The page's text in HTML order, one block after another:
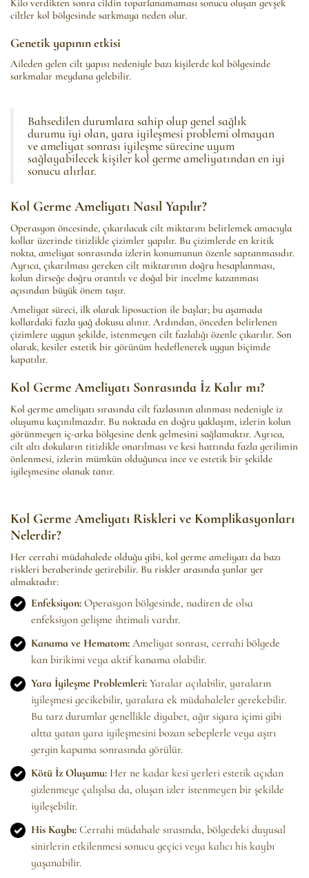
ciltler kol bölgesinde sarkmaya neden olur.
Genetik yapının etkisi
Aileden gelen cilt yapısı nedeniyle bazı kişilerde kol bölgesinde
sarkmalar meydana gelebilir.
Bahsedilen durumlara sahip olup genel sağlık
durumu iyi olan, yara iyileşmesi problemi olmayan
ve ameliyat sonrası iyileşme sürecine uyum
sağlayabilecek kişiler kol germe ameliyatından en iyi
sonucu alırlar.
Kol Germe Ameliyatı Nasıl Yapılır?
Operasyon öncesinde, çıkarılacak cilt miktarını belirlemek amacıyla
kollar üzerinde titizlikle çizimler yapılır. Bu çizimlerde en kritik
nokta, ameliyat sonrasında izlerin konumunun özenle saptanmasıdır.
Ayrıca, çıkarılması gereken cilt miktarının doğru hesaplanması,
kolun dirseğe doğru orantılı ve doğal bir incelme kazanması
açısından büyük önem taşır.
Ameliyat süreci, ilk olarak liposuction ile başlar; bu aşamada
kollardaki fazla yağ dokusu alınır. Ardından, önceden belirlenen
çizimlere uygun şekilde, istenmeyen cilt fazlalığı özenle çıkarılır. Son
olarak, kesiler estetik bir görünüm hedeflenerek uygun biçimde
kapatılır.
Kol Germe Ameliyatı Sonrasında İz Kalır mı?
Kol germe ameliyatı sırasında cilt fazlasının alınması nedeniyle iz
oluşumu kaçınılmazdır. Bu noktada en doğru yaklaşım, izlerin kolun
görünmeyen iç-arka bölgesine denk gelmesini sağlamaktır. Ayrıca,
cilt altı dokuların titizlikle onarılması ve kesi hattında fazla gerilimin
önlenmesi, izlerin mümkün olduğunca ince ve estetik bir şekilde
iyileşmesine olanak tanır.
Kol Germe Ameliyatı Riskleri ve Komplikasyonları
Nelerdir?
Her cerrahi müdahalede olduğu gibi, kol germe ameliyatı da bazı
riskleri beraberinde getirebilir. Bu riskler arasında şunlar yer
almaktadır:
Enfeksiyon: Operasyon bölgesinde, nadiren de olsa
enfeksiyon gelişme ihtimali vardır.
Kanama ve Hematom: Ameliyat sonrası, cerrahi bölgede
kan birikimi veya aktif kanama olabilir.
Yara İyileşme Problemleri: Yaralar açılabilir, yaraların
iyileşmesi gecikebilir, yaralara ek müdahaleler gerekebilir.
Bu tarz durumlar genellikle diyabet, ağır sigara içimi gibi
altta yatan yara iyileşmesini bozan sebeplerle veya aşırı
gergin kapama sonrasında görülür.
Kötü İz Oluşumu: Her ne kadar kesi yerleri estetik açıdan
gizlenmeye çalışılsa da, oluşan izler istenmeyen bir şekilde
iyileşebilir.
His Kaybı: Cerrahi müdahale sırasında, bölgedeki duyusal
sinirlerin etkilenmesi sonucu geçici veya kalıcı his kaybı
yaşanabilir.